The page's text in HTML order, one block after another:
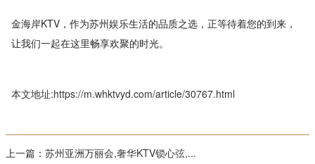
金海岸KTV，作为苏州娱乐生活的品质之选，正等待着您的到来，
让我们一起在这里畅享欢聚的时光。
本文地址:https://m.whktvyd.com/article/30767.html
上一篇： 苏州亚洲万丽会,奢华KTV锁心弦,...